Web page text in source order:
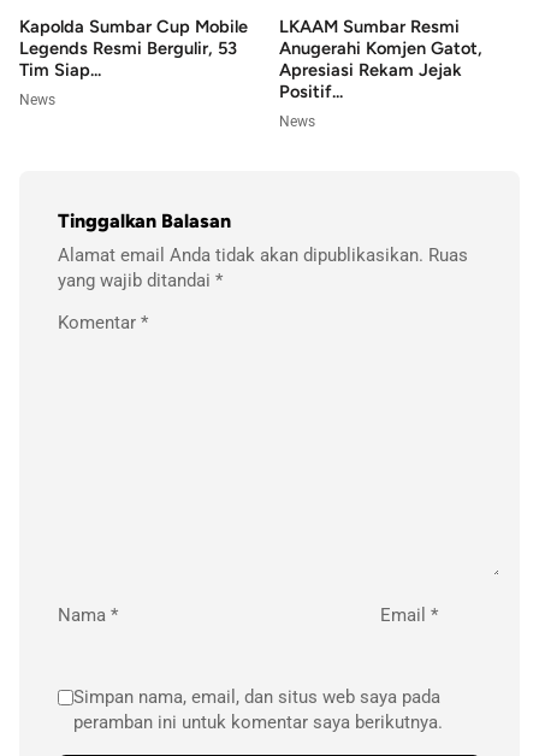
Kapolda Sumbar Cup Mobile
Legends Resmi Bergulir, 53
Tim Siap...
News
LKAAM Sumbar Resmi
Anugerahi Komjen Gatot,
Apresiasi Rekam Jejak
Positif...
News
Tinggalkan Balasan
Alamat email Anda tidak akan dipublikasikan. Ruas
yang wajib ditandai *
Komentar *
Nama * Email *
Simpan nama, email, dan situs web saya pada
peramban ini untuk komentar saya berikutnya.